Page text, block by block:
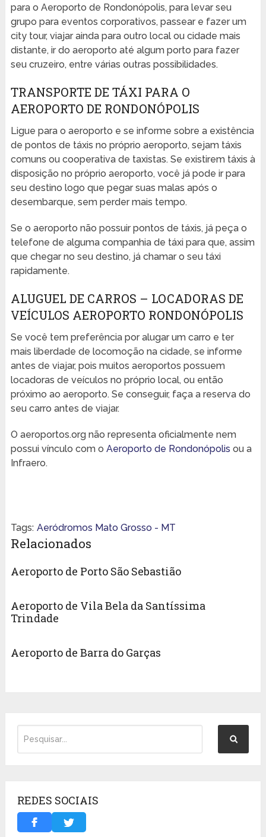
para o Aeroporto de Rondonópolis, para levar seu
grupo para eventos corporativos, passear e fazer um
city tour, viajar ainda para outro local ou cidade mais
distante, ir do aeroporto até algum porto para fazer
seu cruzeiro, entre várias outras possibilidades.
TRANSPORTE DE TÁXI PARA O
AEROPORTO DE RONDONÓPOLIS
Ligue para o aeroporto e se informe sobre a existência
de pontos de táxis no próprio aeroporto, sejam táxis
comuns ou cooperativa de taxistas. Se existirem táxis à
disposição no próprio aeroporto, você já pode ir para
seu destino logo que pegar suas malas após o
desembarque, sem perder mais tempo.
Se o aeroporto não possuir pontos de táxis, já peça o
telefone de alguma companhia de táxi para que, assim
que chegar no seu destino, já chamar o seu táxi
rapidamente.
ALUGUEL DE CARROS – LOCADORAS DE
VEÍCULOS AEROPORTO RONDONÓPOLIS
Se você tem preferência por alugar um carro e ter
mais liberdade de locomoção na cidade, se informe
antes de viajar, pois muitos aeroportos possuem
locadoras de veículos no próprio local, ou então
próximo ao aeroporto. Se conseguir, faça a reserva do
seu carro antes de viajar.
O aeroportos.org não representa oficialmente nem
possui vínculo com o Aeroporto de Rondonópolis ou a
Infraero.
Tags: Aeródromos Mato Grosso - MT
Relacionados
Aeroporto de Porto São Sebastião
Aeroporto de Vila Bela da Santíssima
Trindade
Aeroporto de Barra do Garças
REDES SOCIAIS